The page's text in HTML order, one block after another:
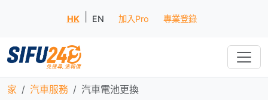
HK EN 加入Pro 專業登錄
家 汽車服務 汽車電池更換